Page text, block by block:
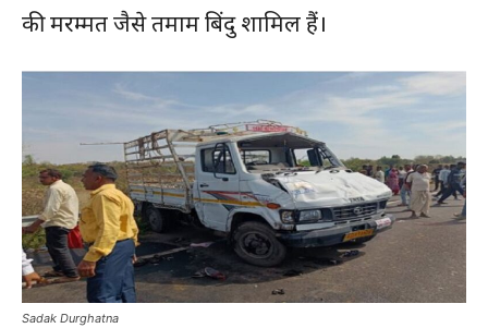
की मरम्मत जैसे तमाम बिंदु शामिल हैं।
Sadak Durghatna